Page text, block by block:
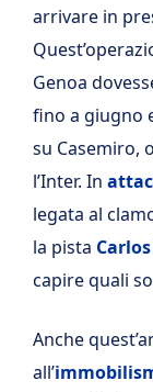
arrivare in
Genoa
fino a giugno
su Casemiro,
l’Inter. In
legata al
la pista
capire quali
Anche
all’